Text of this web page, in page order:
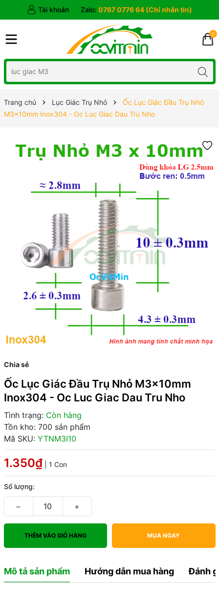
Tài khoản Zalo: 0767 0776 64 (Chỉ nhắn tin)
0
Trang chủ Lục Giác Trụ Nhỏ
Ốc Lục Giác Đầu Trụ Nhỏ
M3x10mm Inox304 - Oc Luc Giac Dau Tru Nho
Chia sẻ
Ốc Lục Giác Đầu Trụ Nhỏ M3x10mm
Inox304 - Oc Luc Giac Dau Tru Nho
Tình trạng: Còn hàng
Tồn kho: 700 sản phẩm
Mã SKU: YTNM3I10
1.350₫ | 1 Con
Số lượng:
− +
THÊM VÀO GIỎ HÀNG MUA NGAY
Mô tả sản phẩm Hướng dẫn mua hàng Đánh